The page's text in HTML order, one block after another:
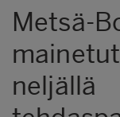
Metsä-
neljällä